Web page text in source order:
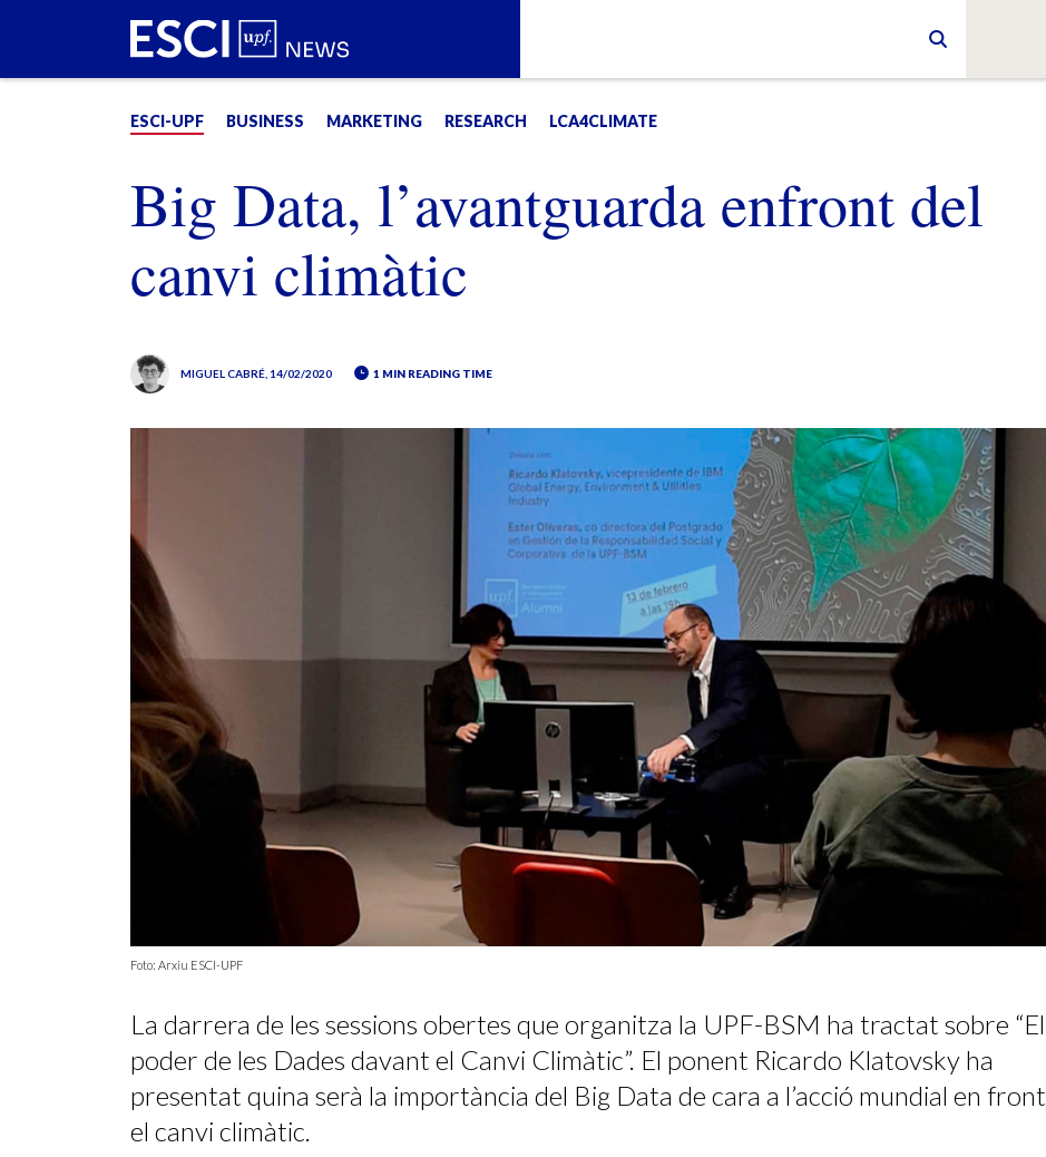
ESCI-UPF BUSINESS MARKETING RESEARCH LCA4CLIMATE
Big Data, l’avantguarda enfront del
canvi climàtic
MIGUEL CABRÉ , 14/02/2020 1 MIN READING TIME
Foto: Arxiu ESCI-UPF
La darrera de les sessions obertes que organitza la UPF-BSM ha tractat sobre “El
poder de les Dades davant el Canvi Climàtic”. El ponent Ricardo Klatovsky ha
presentat quina serà la importància del Big Data de cara a l’acció mundial en front
el canvi climàtic.